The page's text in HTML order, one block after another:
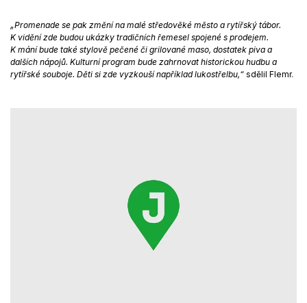
„Promenade se pak změní na malé středověké město a rytířský tábor.
K vidění zde budou ukázky tradičních řemesel spojené s prodejem.
K mání bude také stylově pečené či grilované maso, dostatek piva a
dalších nápojů. Kulturní program bude zahrnovat historickou hudbu a
rytířské souboje. Děti si zde vyzkouší například lukostřelbu,“ sdělil Flemr.